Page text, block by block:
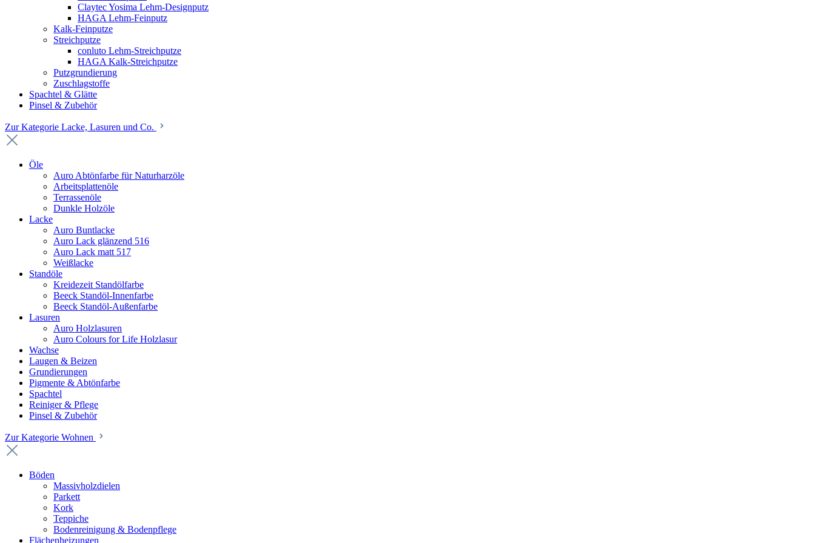
Claytec Yosima Lehm-Designputz
HAGA Lehm-Feinputz
Kalk-Feinputze
Streichputze
conluto Lehm-Streichputze
HAGA Kalk-Streichputze
Putzgrundierung
Zuschlagstoffe
Spachtel & Glätte
Pinsel & Zubehör
Zur Kategorie Lacke, Lasuren und Co.
Öle
Auro Abtönfarbe für Naturharzöle
Arbeitsplattenöle
Terrassenöle
Dunkle Holzöle
Lacke
Auro Buntlacke
Auro Lack glänzend 516
Auro Lack matt 517
Weißlacke
Standöle
Kreidezeit Standölfarbe
Beeck Standöl-Innenfarbe
Beeck Standöl-Außenfarbe
Lasuren
Auro Holzlasuren
Auro Colours for Life Holzlasur
Wachse
Laugen & Beizen
Grundierungen
Pigmente & Abtönfarbe
Spachtel
Reiniger & Pflege
Pinsel & Zubehör
Zur Kategorie Wohnen
Böden
Massivholzdielen
Parkett
Kork
Teppiche
Bodenreinigung & Bodenpflege
Flächenheizungen